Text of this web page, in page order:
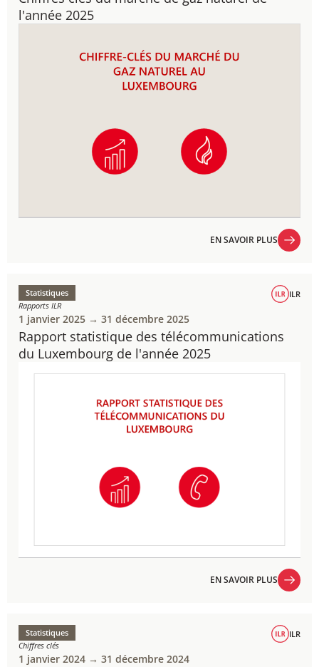
l'année 2025
EN SAVOIR PLUS
Rapport statistique des télécommunications
du Luxembourg de l'année 2025
Statistiques
Rapports ILR
ILR
1 janvier 2025 → 31 décembre 2025
EN SAVOIR PLUS
Statistiques
Chiffres clés
ILR
1 janvier 2024 → 31 décembre 2024